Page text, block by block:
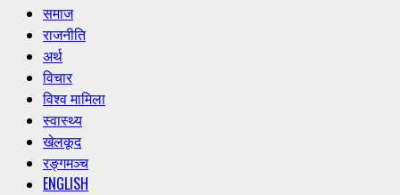
Primary
Menu
समाज
राजनीति
अर्थ
विचार
विश्व मामिला
स्वास्थ्य
खेलकूद
रङ्गमञ्च
ENGLISH